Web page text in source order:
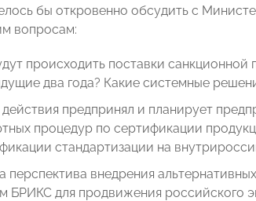
бы откровенно обсудить с
вопросам:
происходить поставки
два года? Какие системные
действия предпринял и планирует
процедур по сертификации
стандартизации на
перспектива внедрения
БРИКС для продвижения российского